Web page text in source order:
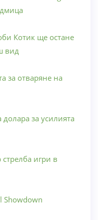
Котик ще остане
вид
за отваряне на
за усилията
игри в
Showdown